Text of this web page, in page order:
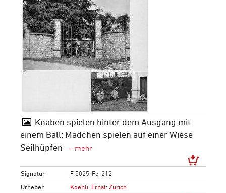
Knaben spielen hinter dem Ausgang mit
einem Ball; Mädchen spielen auf einer Wiese
Seilhüpfen
Signatur
F 5025-Fd-212
Urheber
Koehli, Ernst: Zürich